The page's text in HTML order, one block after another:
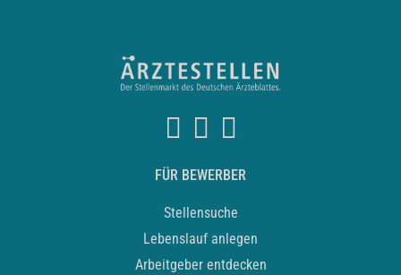
FÜR BEWERBER
Stellensuche
Lebenslauf anlegen
Arbeitgeber entdecken